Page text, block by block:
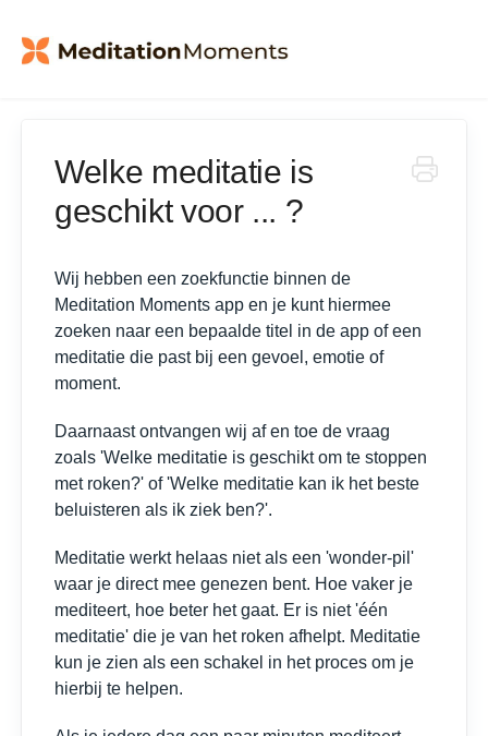
Welke meditatie is
geschikt voor ... ?
Wij hebben een zoekfunctie binnen de
Meditation Moments app en je kunt hiermee
zoeken naar een bepaalde titel in de app of een
meditatie die past bij een gevoel, emotie of
moment.
Daarnaast ontvangen wij af en toe de vraag
zoals 'Welke meditatie is geschikt om te stoppen
met roken?' of 'Welke meditatie kan ik het beste
beluisteren als ik ziek ben?'.
Meditatie werkt helaas niet als een 'wonder-pil'
waar je direct mee genezen bent. Hoe vaker je
mediteert, hoe beter het gaat. Er is niet 'één
meditatie' die je van het roken afhelpt. Meditatie
kun je zien als een schakel in het proces om je
hierbij te helpen.